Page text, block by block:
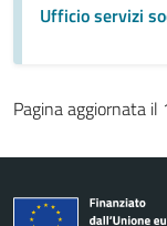
Ufficio servizi
Pagina aggiornata